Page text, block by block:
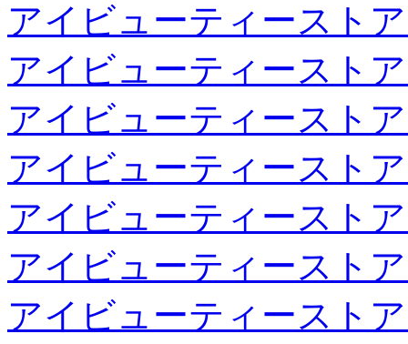
アイビューティースト
アイビューティースト
アイビューティースト
アイビューティースト
アイビューティースト
アイビューティースト
アイビューティースト